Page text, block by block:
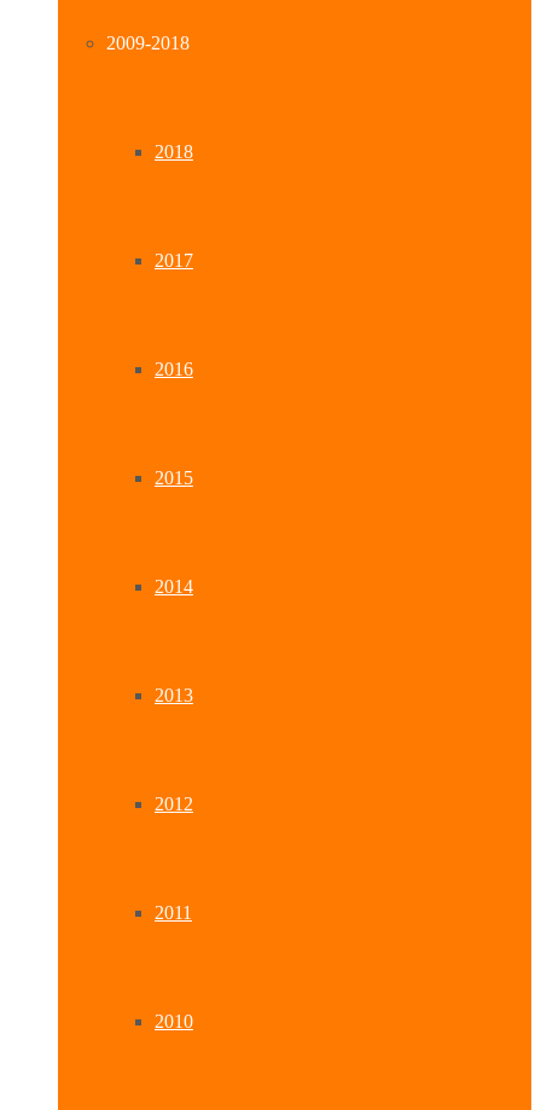
2009-2018
2018
2017
2016
2015
2014
2013
2012
2011
2010